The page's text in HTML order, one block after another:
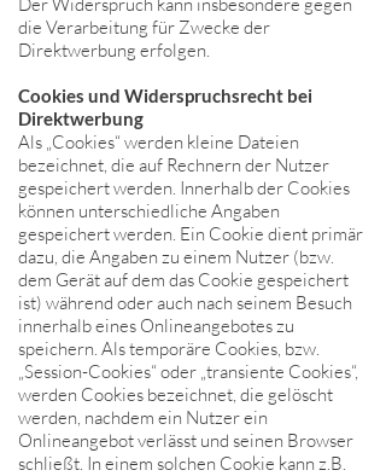
die Verarbeitung für Zwecke der
Direktwerbung erfolgen.
Cookies und Widerspruchsrecht bei
Direktwerbung
Als „Cookies“ werden kleine Dateien
bezeichnet, die auf Rechnern der Nutzer
gespeichert werden. Innerhalb der Cookies
können unterschiedliche Angaben
gespeichert werden. Ein Cookie dient primär
dazu, die Angaben zu einem Nutzer (bzw.
dem Gerät auf dem das Cookie gespeichert
ist) während oder auch nach seinem Besuch
innerhalb eines Onlineangebotes zu
speichern. Als temporäre Cookies, bzw.
„Session-Cookies“ oder „transiente Cookies“,
werden Cookies bezeichnet, die gelöscht
werden, nachdem ein Nutzer ein
Onlineangebot verlässt und seinen Browser
schließt. In einem solchen Cookie kann z.B.